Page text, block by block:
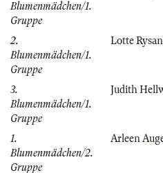
Blumenmädchen/1.
Gruppe
2.
Blumenmädchen/1.
Gruppe
Lotte
3.
Blumenmädchen/1.
Gruppe
Judith
1.
Blumenmädchen/2.
Gruppe
Arleen